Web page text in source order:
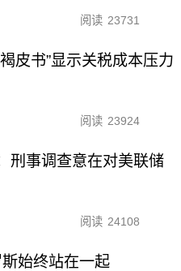
阅读 23731
皮书”显示关税成本压力
阅读 23924
刑事调查意在对美联储
阅读 24108
始终站在一起